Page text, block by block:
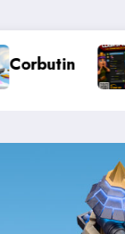
Officiel «